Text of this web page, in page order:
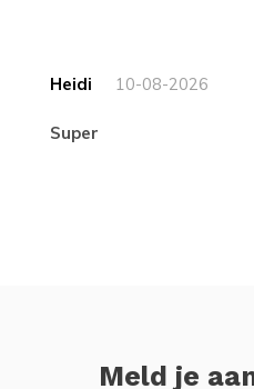
Heidi 10-08-2026
Super
Meld je